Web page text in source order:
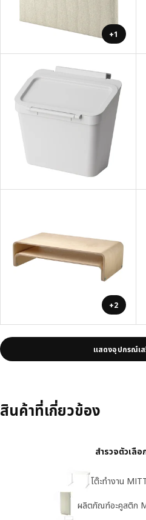
+1
+2
แสดงอุปกรณ์เ
สินค้าที่เกี่ยวข้อง
สำรวจตัวเลือ
โต๊ะทำงาน
ผลิตภัณฑ์อะคูสติก